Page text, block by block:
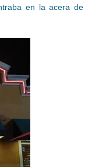
en la acera de